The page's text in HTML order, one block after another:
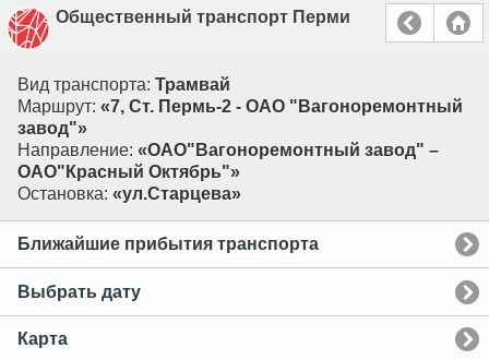
Общественный транспорт Перми
Вид транспорта: Трамвай
Маршрут: «7, Ст. Пермь-2 - ОАО "Вагоноремонтный
завод"»
Направление: «ОАО"Вагоноремонтный завод" –
ОАО"Красный Октябрь"»
Остановка: «ул.Старцева»
Ближайшие прибытия транспорта
Выбрать дату
Карта